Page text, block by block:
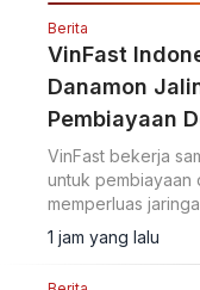
Berita
VinFast
Danamon
Pembiayaan
VinFast bekerja
untuk pembiayaan
memperluas
1 jam yang lalu